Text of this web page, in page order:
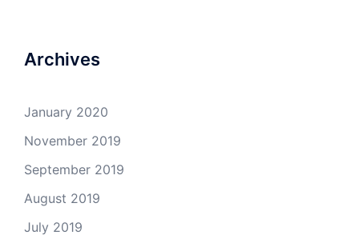
Archives
January 2020
November 2019
September 2019
August 2019
July 2019